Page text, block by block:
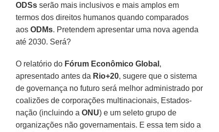
ODSs serão mais inclusivos e mais amplos em
termos dos direitos humanos quando comparados
aosODMs. Pretendem apresentar uma nova agenda
até 2030. Será?
O relatório do Fórum Econômico Global ,
apresentado antes da Rio+20, sugere que o sistema
de governança no futuro será melhor administrado por
coalizões de corporações multinacionais, Estados-
nação (incluindo aONU) e um seleto grupo de
organizações não governamentais. E essa tem sido a